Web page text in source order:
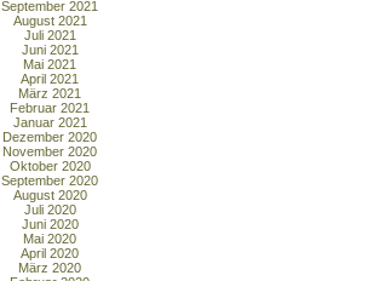
September 2021
August 2021
Juli 2021
Juni 2021
Mai 2021
April 2021
März 2021
Februar 2021
Januar 2021
Dezember 2020
November 2020
Oktober 2020
September 2020
August 2020
Juli 2020
Juni 2020
Mai 2020
April 2020
März 2020